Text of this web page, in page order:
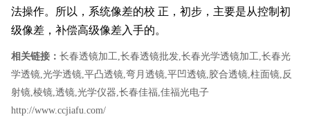
法操作。所以，系统像差的校 正，初步，主要是从控制初
级像差，补偿高级像差入手的。
相关链接： 长春透镜加工,长春透镜批发,长春光学透镜加工,长春光
学透镜,光学透镜,平凸透镜,弯月透镜,平凹透镜,胶合透镜,柱面镜,反
射镜,棱镜,透镜,光学仪器,长春佳福,佳福光电子
http://www.ccjiafu.com/